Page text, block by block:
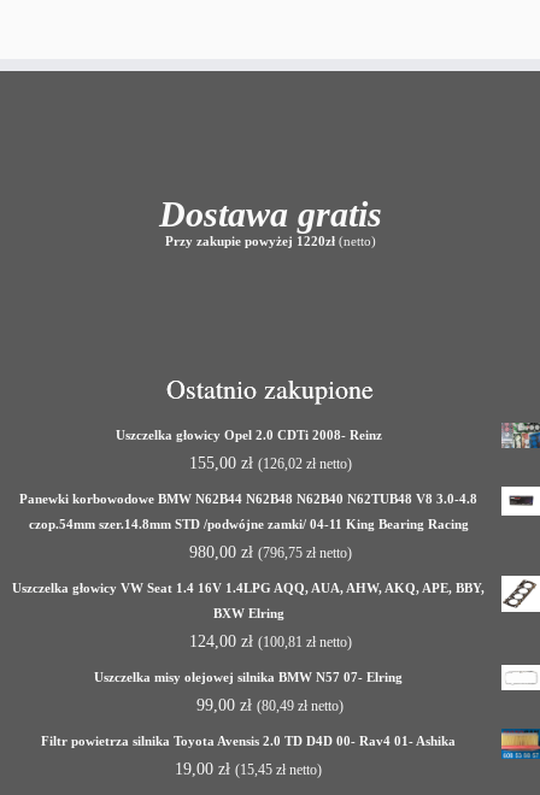
Dostawa gratis
Przy zakupie powyżej 1220zł(netto)
Ostatnio zakupione
Uszczelka głowicy Opel 2.0 CDTi 2008- Reinz
155,00 zł (126,02 złnetto)
Panewki korbowodowe BMW N62B44 N62B48 N62B40 N62TUB48 V8 3.0-4.8
czop.54mm szer.14.8mm STD /podwójne zamki/ 04-11 King Bearing Racing
980,00 zł (796,75 złnetto)
Uszczelka głowicy VW Seat 1.4 16V 1.4LPG AQQ, AUA, AHW, AKQ, APE, BBY,
BXW Elring
124,00 zł (100,81 złnetto)
Uszczelka misy olejowej silnika BMW N57 07- Elring
99,00 zł (80,49 zł netto)
Filtr powietrza silnika Toyota Avensis 2.0 TD D4D 00- Rav4 01- Ashika
19,00 zł (15,45 zł netto)